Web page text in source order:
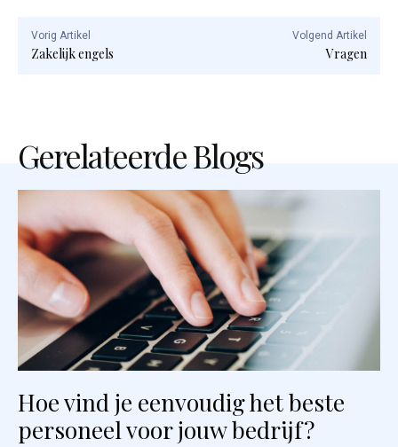
Vorig Artikel
Zakelijk engels
Volgend Artikel
Vragen
Gerelateerde Blogs
Hoe vind je eenvoudig het beste
personeel voor jouw bedrijf?